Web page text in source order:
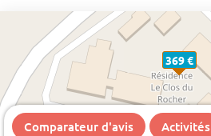
369 €
Comparateur d'avis Activités